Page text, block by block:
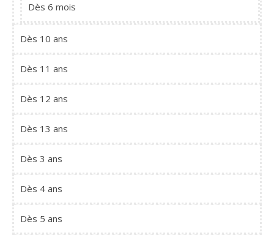
Dès 6 mois
Dès 10 ans
Dès 11 ans
Dès 12 ans
Dès 13 ans
Dès 3 ans
Dès 4 ans
Dès 5 ans